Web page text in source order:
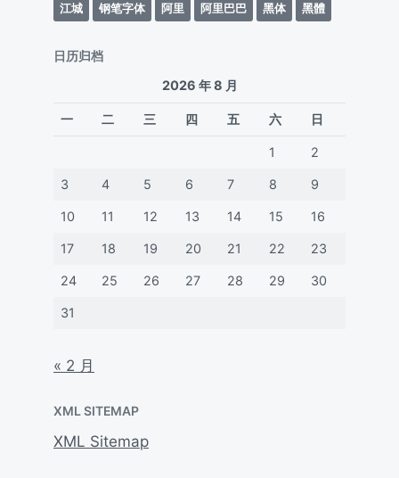
江城
钢笔字体 阿里 阿里巴巴 黑体 黑體
日历归档
2026 年 8 月
一 二 三 四 五 六 日
1 2
3 4 5 6 7 8 9
10 11 12 13 14 15 16
17 18 19 20 21 22 23
24 25 26 27 28 29 30
31
« 2 月
XML SITEMAP
XML Sitemap